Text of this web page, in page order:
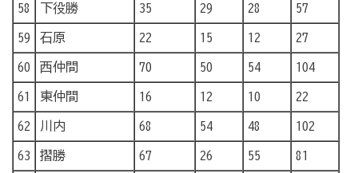
58 下役勝 35 29 28 57
59 石原 22 15 12 27
60 西仲間 70 50 54 104
61 東仲間 16 12 10 22
62 川内 68 54 48 102
63 摺勝 67 26 55 81